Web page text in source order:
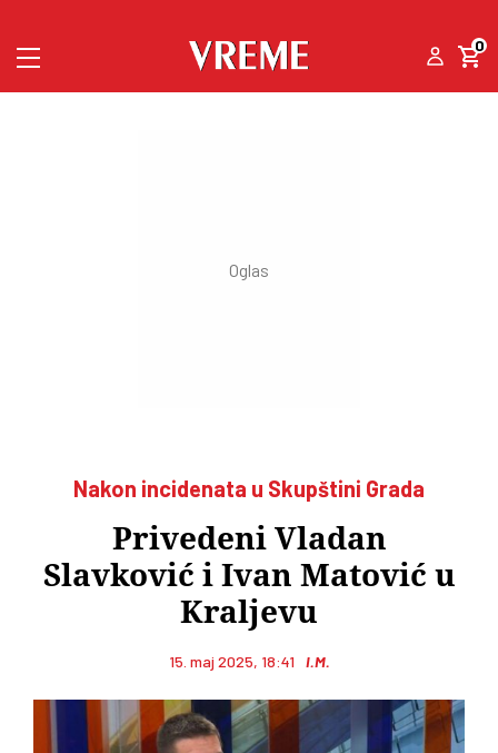
0
Nakon incidenata u Skupštini Grada
Privedeni Vladan
Slavković i Ivan Matović u
Kraljevu
15. maj 2025, 18:41 I.M.